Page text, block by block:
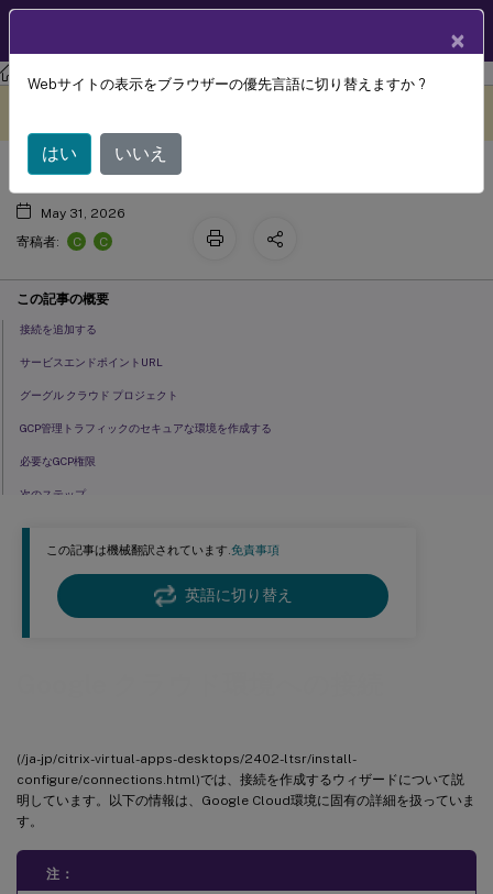
Citrix Virtual Apps and Desktops 7 2402 LTSR
この記事は機械翻訳されています.免責事項
英語に切り替え
(/ja-jp/citrix-virtual-apps-desktops/2402-ltsr/install-
configure/connections.html)では、接続を作成するウィザードについて説
明しています。以下の情報は、Google Cloud環境に固有の詳細を扱っていま
す。
注：
Google クラウド環境への接続
May 31, 2026
寄稿者:
C C
この記事の概要
接続を追加する
サービスエンドポイントURL
グーグル クラウド プロジェクト
GCP管理トラフィックのセキュアな環境を作成する
必要なGCP権限
次のステップ
詳細情報
×
Webサイトの表示をブラウザーの優先言語に切り替えますか ?
はい いいえ